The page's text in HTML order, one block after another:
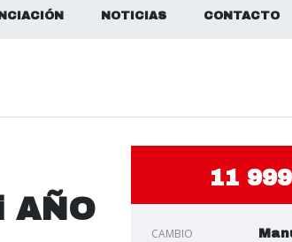
NOTICIAS CONTACTO
AÑO
11
CAMBIO